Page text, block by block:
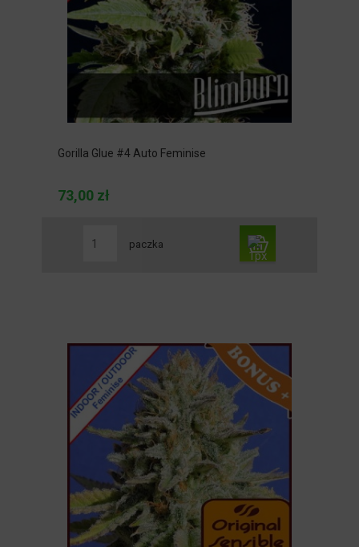
Gorilla Glue #4 Auto Feminise
73,00 zł
paczka